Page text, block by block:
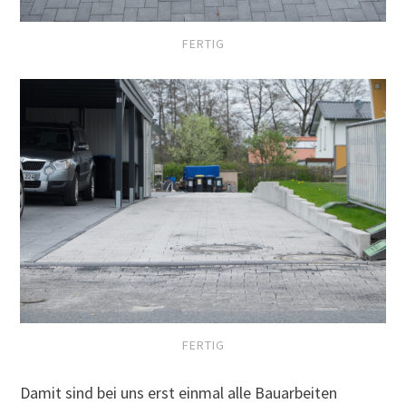
FERTIG
FERTIG
Damit sind bei uns erst einmal alle Bauarbeiten